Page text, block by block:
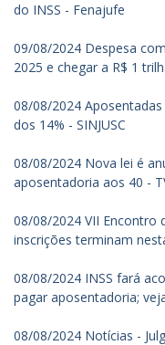
do INSS - Fenajufe
09/08/2024 Despesa
2025 e chegar a R$ 1
08/08/2024
dos 14% - SINJUSC
08/08/2024 Nova lei é
aposentadoria aos 40 -
08/08/2024 VII Encontro
inscrições terminam
08/08/2024 INSS fará
pagar aposentadoria;
08/08/2024 Notícias -